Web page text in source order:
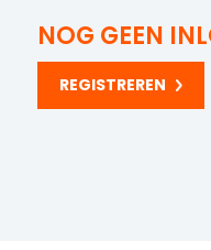
NOG GEEN
REGISTREREN